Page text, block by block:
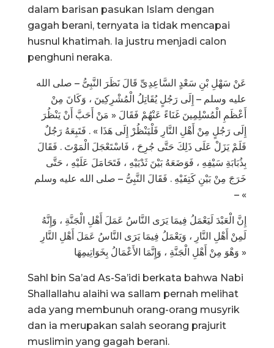
dalam barisan pasukan Islam dengan
gagah berani, ternyata ia tidak mencapai
husnul khatimah. Ia justru menjadi calon
penghuni neraka.
عَنْ سَهْلِ بْنِ سَعْدٍ السَّاعِدِىِّ قَالَ نَظَرَ النَّبِىُّ – صلى الله
عليه وسلم – إِلَى رَجُلٍ يُقَاتِلُ الْمُشْرِكِينَ ، وَكَانَ مِنْ
أَعْظَمِ الْمُسْلِمِينَ غَنَاءً عَنْهُمْ فَقَالَ « مَنْ أَحَبَّ أَنْ يَنْظُرَ
إِلَى رَجُلٍ مِنْ أَهْلِ النَّارِ فَلْيَنْظُرْ إِلَى هَذَا » . فَتَبِعَهُ رَجُلٌ
فَلَمْ يَزَلْ عَلَى ذَلِكَ حَتَّى جُرِحَ ، فَاسْتَعْجَلَ الْمَوْتَ . فَقَالَ
بِذُبَابَةِ سَيْفِهِ ، فَوَضَعَهُ بَيْنَ ثَدْيَيْهِ ، فَتَحَامَلَ عَلَيْهِ ، حَتَّى
خَرَجَ مِنْ بَيْنِ كَتِفَيْهِ . فَقَالَ النَّبِىُّ – صلى الله عليه وسلم
– «
إِنَّ الْعَبْدَ لَيَعْمَلُ فِيمَا يَرَى النَّاسُ عَمَلَ أَهْلِ الْجَنَّةِ ، وَإِنَّهُ
لَمِنْ أَهْلِ النَّارِ ، وَيَعْمَلُ فِيمَا يَرَى النَّاسُ عَمَلَ أَهْلِ النَّارِ
وَهْوَ مِنْ أَهْلِ الْجَنَّةِ ، وَإِنَّمَا الأَعْمَالُ بِخَوَاتِيمِهَا »
Sahl bin Sa’ad As-Sa’idi berkata bahwa Nabi
Shallallahu alaihi wa sallam pernah melihat
ada yang membunuh orang-orang musyrik
dan ia merupakan salah seorang prajurit
muslimin yang gagah berani.